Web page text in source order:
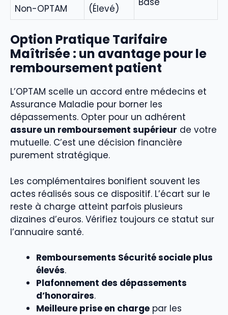
Non-OPTAM
(Élevé)
Option Pratique Tarifaire
Maîtrisée : un avantage pour le
remboursement patient
L’OPTAM scelle un accord entre médecins et
Assurance Maladie pour borner les
dépassements. Opter pour un adhérent
assure un remboursement supérieur de votre
mutuelle. C’est une décision financière
purement stratégique.
Les complémentaires bonifient souvent les
actes réalisés sous ce dispositif. L’écart sur le
reste à charge atteint parfois plusieurs
dizaines d’euros. Vérifiez toujours ce statut sur
l’annuaire santé.
Remboursements Sécurité sociale plus
élevés.
Plafonnement des dépassements
d’honoraires.
Meilleure prise en charge par les